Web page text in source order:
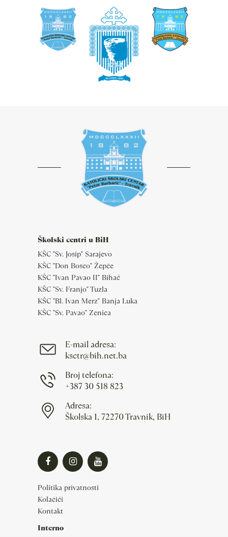
Školski centri u BiH
KŠC "Sv. Josip" Sarajevo
KŠC "Don Bosco" Žepče
KŠC "Ivan Pavao II" Bihać
KŠC "Sv. Franjo" Tuzla
KŠC "Bl. Ivan Merz" Banja Luka
KŠC "Sv. Pavao" Zenica
E-mail adresa:
ksctr@bih.net.ba
Broj telefona:
+387 30 518 823
Adresa:
Školska 1, 72270 Travnik, BiH
Politika privatnosti
Kolačići
Kontakt
Interno